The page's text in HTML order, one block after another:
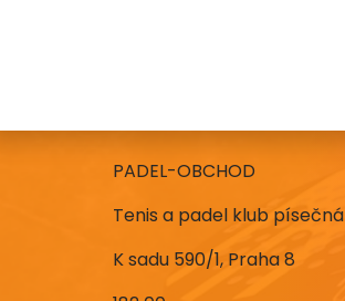
PADEL-OBCHOD
Tenis a padel klub písečná
K sadu 590/1, Praha 8